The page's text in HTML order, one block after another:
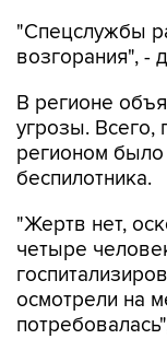
"Спецслужбы
возгорания", -
В регионе
угрозы. Всего,
регионом
беспилотника.
"Жертв нет,
четыре
осмотрели на